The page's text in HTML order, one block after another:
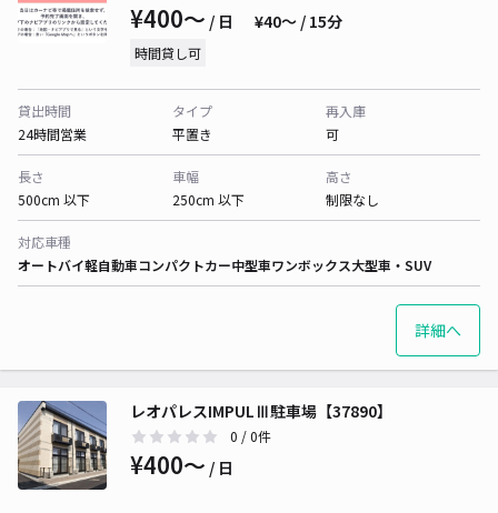
¥400〜 / 日 ¥40〜 / 15分
時間貸し可
貸出時間
24時間営業
タイプ
平置き
再入庫
可
長さ
500cm 以下
車幅
250cm 以下
高さ
制限なし
対応車種
オートバイ軽自動車コンパクトカー中型車ワンボックス大型車・SUV
詳細へ
レオパレスIMPULⅢ駐車場【37890】
0 / 0件
¥400〜 / 日